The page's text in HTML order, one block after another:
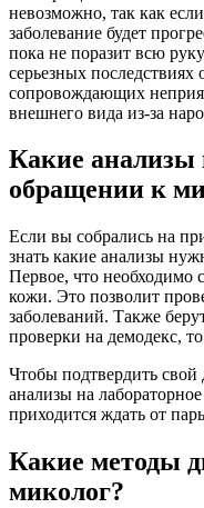
невозможно, так как
заболевание будет
пока не поразит всю
серьезных последствиях
сопровождающих
внешнего вида из-за
Какие анализы
обращении к
Если вы собрались на
знать какие анализы
Первое, что необходимо
кожи. Это позволит
заболеваний. Также
проверки на демодекс,
Чтобы подтвердить свой
анализы на
приходится ждать от
Какие методы
миколог?